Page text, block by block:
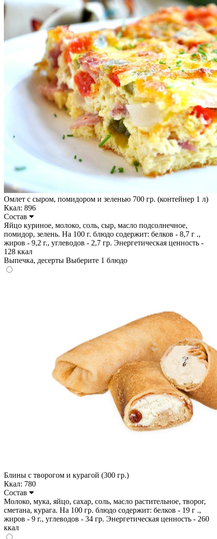
Омлет с сыром, помидором и зеленью 700 гр. (контейнер 1 л)
Ккал: 896
Состав
Яйцо куриное, молоко, соль, сыр, масло подсолнечное,
помидор, зелень. На 100 г. блюдо содержит: белков - 8,7 г .,
жиров - 9,2 г., углеводов - 2,7 гр. Энергетическая ценность -
128 ккал
Выпечка, десерты Выберите 1 блюдо
Блины с творогом и курагой (300 гр.)
Ккал: 780
Состав
Молоко, мука, яйцо, сахар, соль, масло растительное, творог,
сметана, курага. На 100 гр. блюдо содержит: белков - 19 г .,
жиров - 9 г., углеводов - 34 гр. Энергетическая ценность - 260
ккал